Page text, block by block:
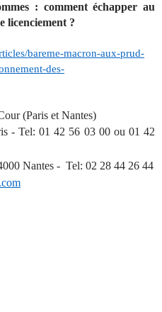
: comment échapper au
licenciement ?
bareme-macron-aux-prud-
des-
(Paris et Nantes)
- Tel: 01 42 56 03 00 ou 01 42
Nantes - Tel: 02 28 44 26 44